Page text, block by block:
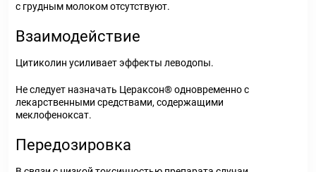
с грудным молоком отсутствуют.
Взаимодействие
Цитиколин усиливает эффекты леводопы.
Не следует назначать Цераксон® одновременно с
лекарственными средствами, содержащими
меклофеноксат.
Передозировка